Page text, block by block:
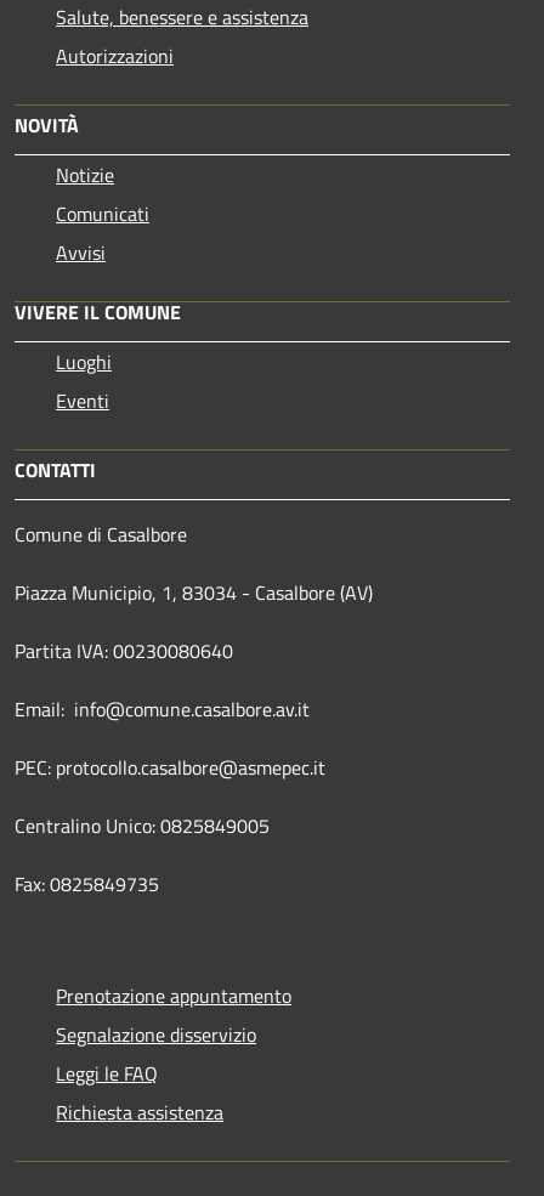
Salute, benessere e assistenza
Autorizzazioni
NOVITÀ
Notizie
Comunicati
Avvisi
VIVERE IL COMUNE
Luoghi
Eventi
CONTATTI
Comune di Casalbore
Piazza Municipio, 1, 83034 - Casalbore (AV)
Partita IVA: 00230080640
Email: info@comune.casalbore.av.it
PEC: protocollo.casalbore@asmepec.it
Centralino Unico: 0825849005
Fax: 0825849735
Prenotazione appuntamento
Segnalazione disservizio
Leggi le FAQ
Richiesta assistenza